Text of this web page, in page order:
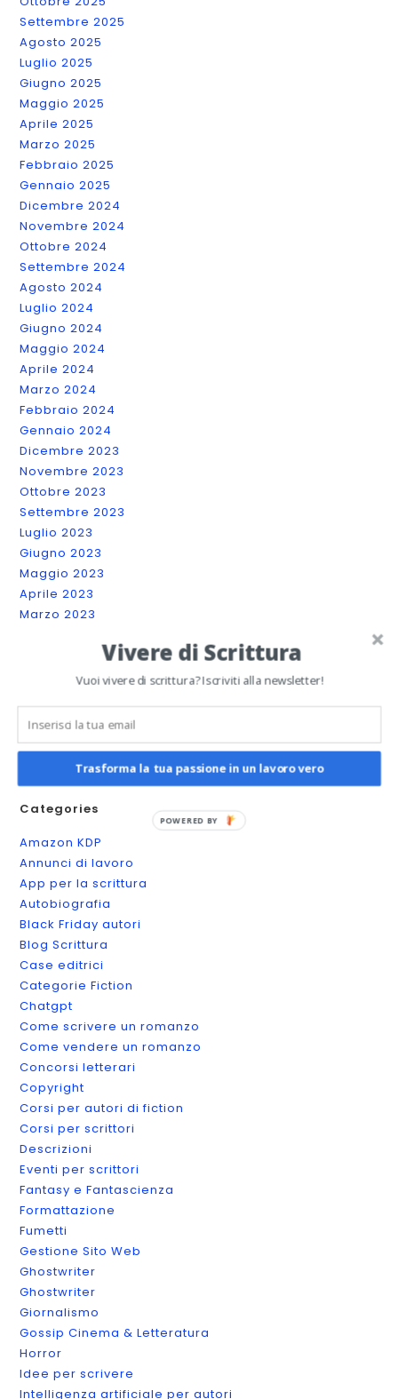
Settembre 2025
Agosto 2025
Luglio 2025
Giugno 2025
Maggio 2025
Aprile 2025
Marzo 2025
Febbraio 2025
Gennaio 2025
Dicembre 2024
Novembre 2024
Ottobre 2024
Settembre 2024
Agosto 2024
Luglio 2024
Giugno 2024
Maggio 2024
Aprile 2024
Marzo 2024
Febbraio 2024
Gennaio 2024
Dicembre 2023
Novembre 2023
Ottobre 2023
Settembre 2023
Luglio 2023
Giugno 2023
Maggio 2023
Aprile 2023
Marzo 2023
Gennaio 2023
Dicembre 2022
Ottobre 2022
Categories
Amazon KDP
Annunci di lavoro
App per la scrittura
Autobiografia
Black Friday autori
Blog Scrittura
Case editrici
Categorie Fiction
Chatgpt
Come scrivere un romanzo
Come vendere un romanzo
Concorsi letterari
Copyright
Corsi per autori di fiction
Corsi per scrittori
Descrizioni
Eventi per scrittori
Fantasy e Fantascienza
Formattazione
Fumetti
Gestione Sito Web
Ghostwriter
Ghostwriter
Giornalismo
Gossip Cinema & Letteratura
Horror
Idee per scrivere
Intelligenza artificiale per autori
Vivere di Scrittura
Vuoi vivere di scrittura? Iscriviti alla newsletter!
Trasforma la tua passione in un lavoro vero
POWERED BY